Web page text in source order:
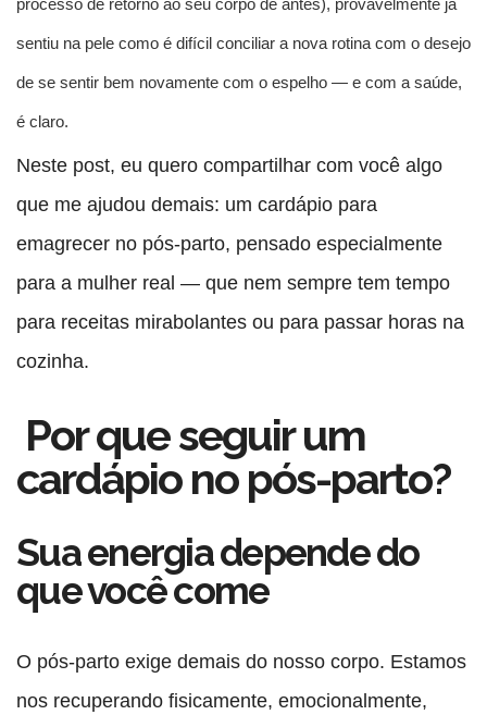
processo de retorno ao seu corpo de antes), provavelmente já
sentiu na pele como é difícil conciliar a nova rotina com o desejo
de se sentir bem novamente com o espelho — e com a saúde,
é claro.
Neste post, eu quero compartilhar com você algo
que me ajudou demais: um cardápio para
emagrecer no pós-parto, pensado especialmente
para a mulher real — que nem sempre tem tempo
para receitas mirabolantes ou para passar horas na
cozinha.
Por que seguir um
cardápio no pós-parto?
Sua energia depende do
que você come
O pós-parto exige demais do nosso corpo. Estamos
nos recuperando fisicamente, emocionalmente,